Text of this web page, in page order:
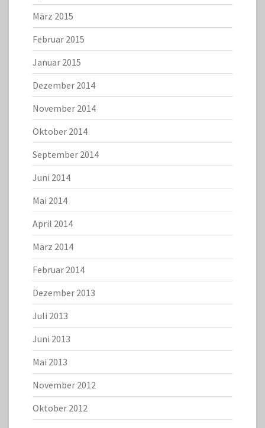
März 2015
Februar 2015
Januar 2015
Dezember 2014
November 2014
Oktober 2014
September 2014
Juni 2014
Mai 2014
April 2014
März 2014
Februar 2014
Dezember 2013
Juli 2013
Juni 2013
Mai 2013
November 2012
Oktober 2012